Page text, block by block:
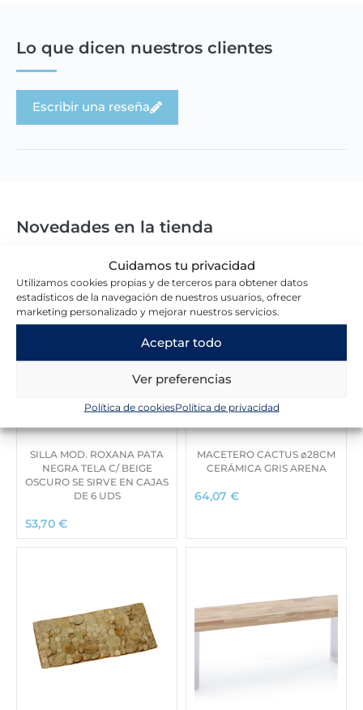
Cuidamos tu privacidad
Utilizamos cookies propias y de terceros para obtener datos
estadísticos de la navegación de nuestros usuarios, ofrecer
marketing personalizado y mejorar nuestros servicios.
Aceptar todo
Ver preferencias
Política de cookiesPolítica de privacidad
Lo que dicen nuestros clientes
Escribir una reseña
Novedades en la tienda
SILLA MOD. ROXANA PATA
NEGRA TELA C/ BEIGE
OSCURO SE SIRVE EN CAJAS
DE 6 UDS
53,70 €
MACETERO CACTUS ø28CM
CERÁMICA GRIS ARENA
64,07 €